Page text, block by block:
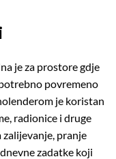
je za prostore gdje
povremeno
je koristan
radionice i druge
pranje
zadatke koji